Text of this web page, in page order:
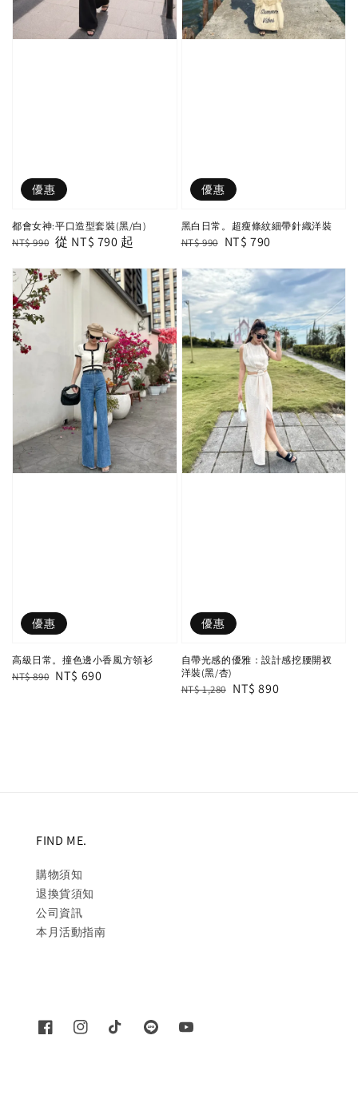
優惠
都會女神:平口造型套裝(黑/白)
Regular
NT$ 990 Sale
從 NT$ 790 起
優惠
黑白日常。超瘦條紋細帶針織洋裝
Regular
NT$ 990 Sale
NT$ 790
優惠
高級日常。撞色邊小香風方領衫
Regular
NT$ 890 Sale
NT$ 690
優惠
自帶光感的優雅：設計感挖腰開衩
洋裝(黑/杏)
Regular
NT$ 1,280 Sale
NT$ 890
FIND ME.
購物須知
退換貨須知
公司資訊
本月活動指南